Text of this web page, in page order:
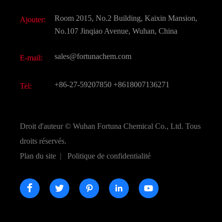
Saveurs et parfums
CAS chimiques
Ajouter:
Room 2015, No.2 Building, Kaixin Mansion,
No.107 Jinqiao Avenue, Wuhan, China
E-mail: sales@fortunachem.com
Tel: +86-27-59207850 +8618007136271
Droit d'auteur © Wuhan Fortuna Chemical Co., Ltd. Tous
droits réservés.
Plan du site | Politique de confidentialité
    